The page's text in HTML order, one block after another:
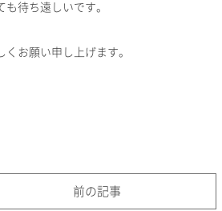
も待ち遠しいです。
お願い申し上げます。
前の記事